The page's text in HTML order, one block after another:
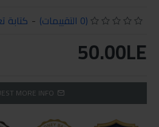
(0 التقييمات) - كتابة
50.00LE
MORE INFO